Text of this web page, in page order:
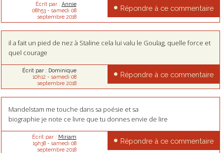
Écrit par : Annie
08h53- samedi 08
septembre 2018
Répondre à ce commentaire
il a fait un pied de nez à Staline cela lui valu le Goulag, quelle force et
quel courage
Écrit par : Dominique
10h12 - samedi 08
septembre 2018
Répondre à ce commentaire
Mandelstam me touche dans sa poésie et sa
biographie je note ce livre que tu donnes envie de lire
Écrit par : Miriam
19h38- samedi 08
septembre 2018
Répondre à ce commentaire